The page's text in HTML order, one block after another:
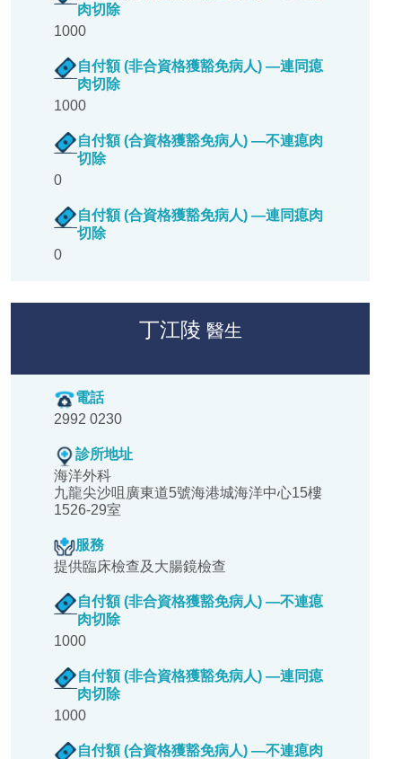
肉切除
1000
自付額 (非合資格獲豁免病人) —連同瘜
肉切除
1000
自付額 (合資格獲豁免病人) —不連瘜肉
切除
0
自付額 (合資格獲豁免病人) —連同瘜肉
切除
0
丁江陵 醫生
電話
2992 0230
診所地址
海洋外科
九龍尖沙咀廣東道5號海港城海洋中心15樓
1526-29室
服務
提供臨床檢查及大腸鏡檢查
自付額 (非合資格獲豁免病人) —不連瘜
肉切除
1000
自付額 (非合資格獲豁免病人) —連同瘜
肉切除
1000
自付額 (合資格獲豁免病人) —不連瘜肉